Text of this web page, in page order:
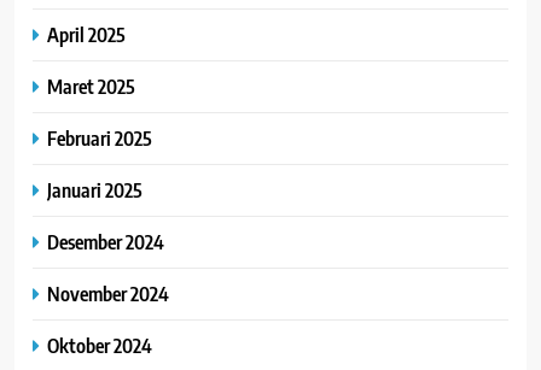
April 2025
Maret 2025
Februari 2025
Januari 2025
Desember 2024
November 2024
Oktober 2024